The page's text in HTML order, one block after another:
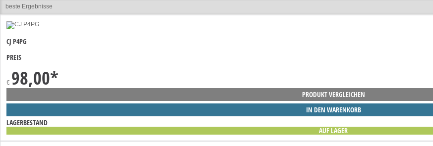
CJ P4PG
PREIS
€ 98,00*
PRODUKT VERGLEICHEN
IN DEN WARENKORB
LAGERBESTAND
AUF LAGER